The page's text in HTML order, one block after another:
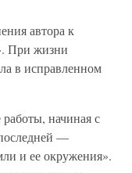
автора к
При жизни
в исправленном
начиная с
—
и ее окружения».